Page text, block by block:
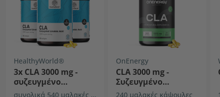
HealthyWorld®
3x CLA 3000 mg -
συζευγμένο
λινολεϊκό οξύ
συνολικά 540 μαλακές κάψουλες
OnEnergy
CLA 3000 mg -
Συζευγμένο
λινολεϊκό οξύ
240 μαλακές κάψουλες